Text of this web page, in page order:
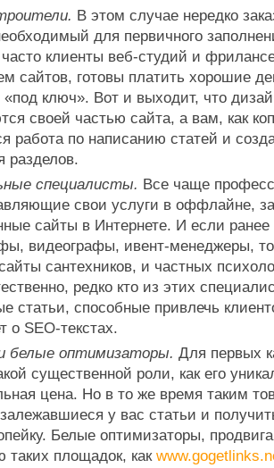
В этом случае нередко
для первичного
клиенты веб-студий и
сайтов, готовы платить хорошие
ключ». Вот и выходит, что
своей частью сайта, а вам, как
работа по написанию статей и
разделов.
специалисты. Все чаще
свои услуги в оффлайне,
сайты в Интернете. И если
видеографы, ивент-менеджеры,
сантехников, и частных
редко кто из этих
статьи, способные привлечь
о SEO-текстах.
белые оптимизаторы. Для первых
существенной роли, как его
цена. Но в то же время таким
у вас статьи и
Белые оптимизаторы,
площадок, как